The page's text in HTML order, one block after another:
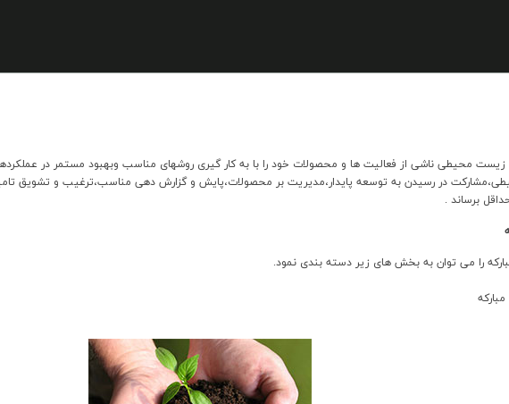
محيطي ناشي از فعاليت ها و محصولات خود را با به كار گيري روشهاي مناسب وبهبود مستمر در عملكردها
در رسيدن به توسعه پايدار،مديريت بر محصولات،پايش و گزارش دهي مناسب،ترغيب و تشويق
برساند .
را مي توان به بخش هاي زير دسته بندي نمود.